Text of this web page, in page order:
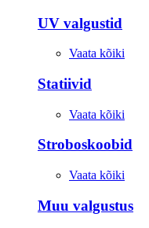
UV valgustid
Vaata kõiki
Statiivid
Vaata kõiki
Stroboskoobid
Vaata kõiki
Muu valgustus